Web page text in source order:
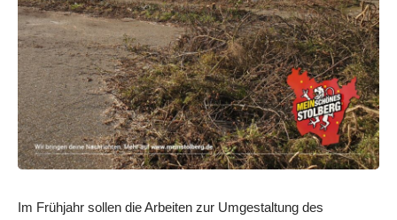
Im Frühjahr sollen die Arbeiten zur Umgestaltung des